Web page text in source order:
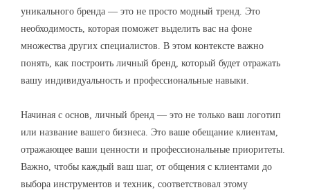
уникального бренда — это не просто модный тренд. Это
необходимость, которая поможет выделить вас на фоне
множества других специалистов. В этом контексте важно
понять, как построить личный бренд, который будет отражать
вашу индивидуальность и профессиональные навыки.
Начиная с основ, личный бренд — это не только ваш логотип
или название вашего бизнеса. Это ваше обещание клиентам,
отражающее ваши ценности и профессиональные приоритеты.
Важно, чтобы каждый ваш шаг, от общения с клиентами до
выбора инструментов и техник, соответствовал этому